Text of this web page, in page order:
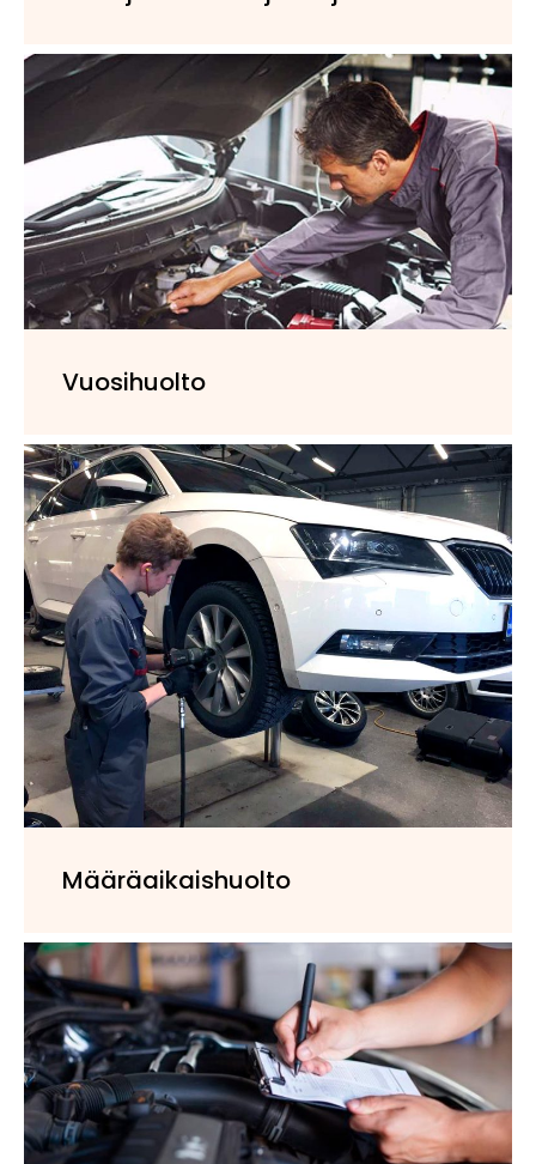
Vuosihuolto
Määräaikaishuolto